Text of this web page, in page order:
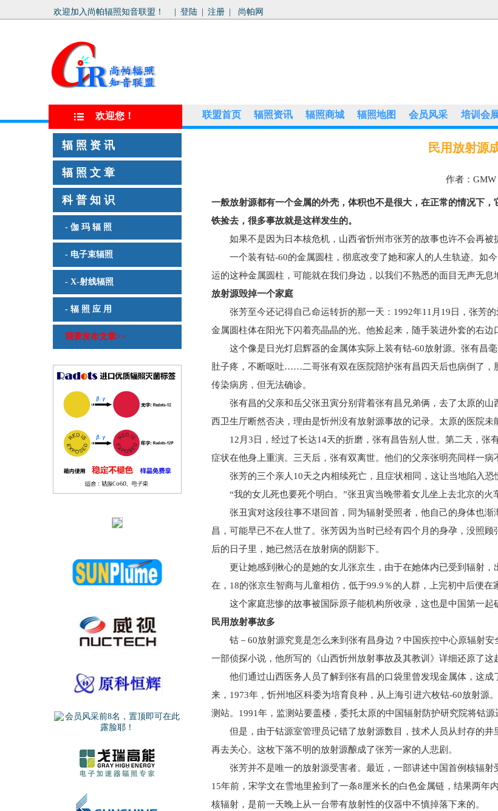
欢迎加入尚帕辐照知音联盟！ 登陆 注册 尚帕网
欢迎您！ 联盟首页 辐照资讯 辐照商城 辐照地图 会员风采 培训会
辐 照 资 讯
辐 照 文 章
科 普 知 识
- 伽 玛 辐 照
- 电子束辐照
- X-射线辐照
- 辐 照 应 用
我要发布文章>>
民用放射源
作者：GMW
一般放射源都有一个金属的外壳，体积也不是很大，在正常的情况下
铁捡去，很多事故就是这样发生的。
如果不是因为日本核危机，山西省忻州市张芳的故事也许不会再被
一个装有钴-60的金属圆柱，彻底改变了她和家人的人生轨迹。如今
运的这种金属圆柱，可能就在我们身边，以我们不熟悉的面目无声无息
放射源毁掉一个家庭
张芳至今还记得自己命运转折的那一天：1992年11月19日，张芳
金属圆柱体在阳光下闪着亮晶晶的光。他捡起来，随手装进外套的右边
这个像是日光灯启辉器的金属体实际上装有钴-60放射源。张有昌毫
肚子疼，不断呕吐……二哥张有双在医院陪护张有昌四天后也病倒了
传染病房，但无法确诊。
张有昌的父亲和岳父张丑寅分别背着张有昌兄弟俩，去了太原的山
西卫生厅断然否决，理由是忻州没有放射源事故的记录。太原的医院未
12月3日，经过了长达14天的折磨，张有昌告别人世。第二天，张
症状在他身上重演。三天后，张有双离世。他们的父亲张明亮同样一病
张芳的三个亲人10天之内相续死亡，且症状相同，这让当地陷入恐
“我的女儿死也要死个明白。”张丑寅当晚带着女儿坐上去北京的火
张丑寅对这段往事不堪回首，同为辐射受照者，他自己的身体也渐
昌，可能早已不在人世了。张芳因为当时已经有四个月的身孕，没照
后的日子里，她已然活在放射病的阴影下。
更让她感到揪心的是她的女儿张京生，由于在她体内已受到辐射，
在，18的张京生智商与儿童相仿，低于99.9％的人群，上完初中后便在
这个家庭悲惨的故事被国际原子能机构所收录，这也是中国第一起
民用放射事故多
钴－60放射源究竟是怎么来到张有昌身边？中国疾控中心原辐射安
一部侦探小说，他所写的《山西忻州放射事故及其教训》详细还原了这
他们通过山西医务人员了解到张有昌的口袋里曾发现金属体，这成
来，1973年，忻州地区科委为培育良种，从上海引进六枚钴-60放射
测站。1991年，监测站要盖楼，委托太原的中国辐射防护研究院将钴源
但是，由于钴源室管理员记错了放射源数目，技术人员从封存的井
再去关心。这枚下落不明的放射源酿成了张芳一家的人悲剧。
张芳并不是唯一的放射源受害者。最近，一部讲述中国首例核辐射
15年前，宋学文在雪地里捡到了一条8厘米长的白色金属链，结果两年
核辐射，是前一天晚上从一台带有放射性的仪器中不慎掉落下来的。